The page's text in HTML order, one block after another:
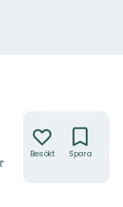
Besökt Spara